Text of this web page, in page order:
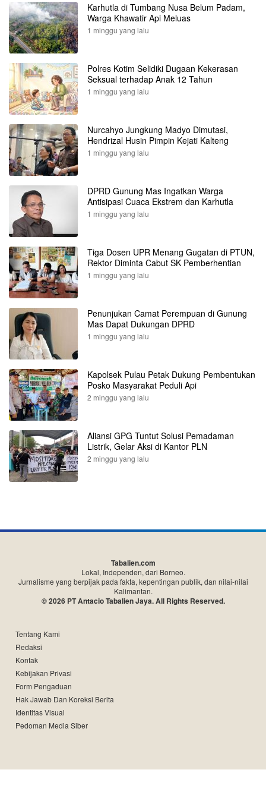
Karhutla di Tumbang Nusa Belum Padam,
Warga Khawatir Api Meluas
1 minggu yang lalu
Polres Kotim Selidiki Dugaan Kekerasan
Seksual terhadap Anak 12 Tahun
1 minggu yang lalu
Nurcahyo Jungkung Madyo Dimutasi,
Hendrizal Husin Pimpin Kejati Kalteng
1 minggu yang lalu
DPRD Gunung Mas Ingatkan Warga
Antisipasi Cuaca Ekstrem dan Karhutla
1 minggu yang lalu
Tiga Dosen UPR Menang Gugatan di PTUN,
Rektor Diminta Cabut SK Pemberhentian
1 minggu yang lalu
Penunjukan Camat Perempuan di Gunung
Mas Dapat Dukungan DPRD
1 minggu yang lalu
Kapolsek Pulau Petak Dukung Pembentukan
Posko Masyarakat Peduli Api
2 minggu yang lalu
Aliansi GPG Tuntut Solusi Pemadaman
Listrik, Gelar Aksi di Kantor PLN
2 minggu yang lalu
Tabalien.com
Lokal, Independen, dari Borneo.
Jurnalisme yang berpijak pada fakta, kepentingan publik, dan nilai-nilai
Kalimantan.
© 2026 PT Antacio Tabalien Jaya. All Rights Reserved.
Tentang Kami
Redaksi
Kontak
Kebijakan Privasi
Form Pengaduan
Hak Jawab Dan Koreksi Berita
Identitas Visual
Pedoman Media Siber